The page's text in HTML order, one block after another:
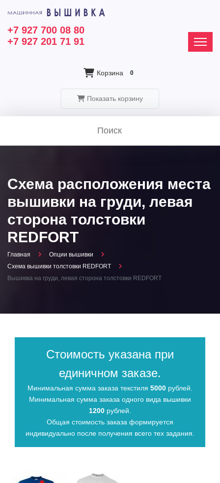
+7 927 700 08 80
+7 927 201 71 91
Корзина 0
Показать корзину
Схема расположения места
вышивки на груди, левая
сторона толстовки
REDFORT
Главная
Опции вышивки
Схема вышивки толстовки REDFORT
Вышивка на груди, левая сторона толстовки REDFORT
Стоимость указана при
единичном заказе.
Минимальная сумма заказа текстиля 5000 рублей.
Минимальная сумма заказа одного вида вышивки
1200 рублей.
Общая стоимость заказа формируется
индивидуально после получения всего тех задания.